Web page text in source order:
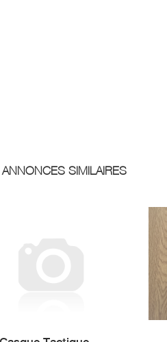
ANNONCES SIMILAIRES